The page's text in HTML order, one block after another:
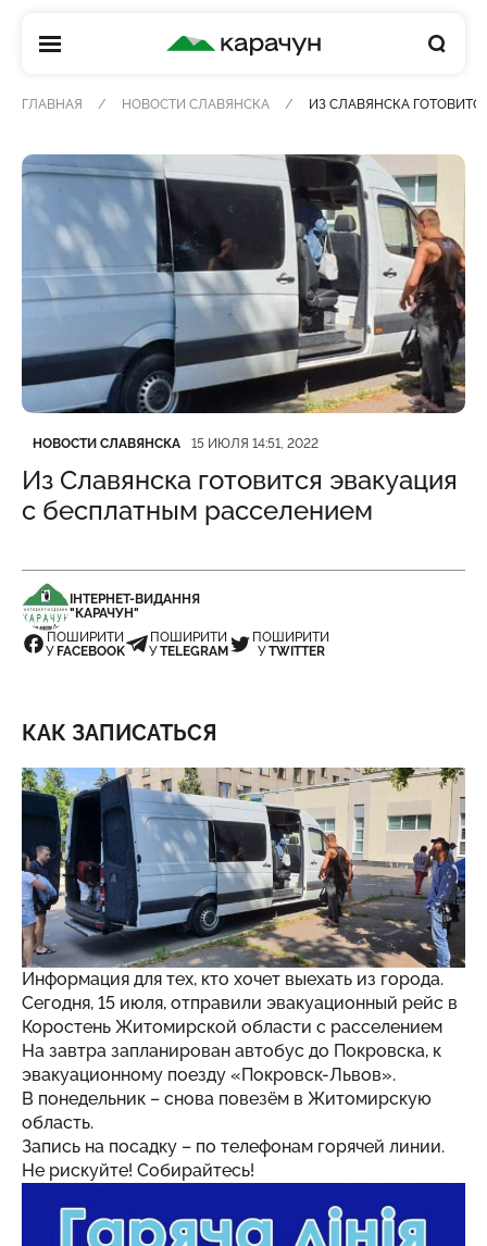
КАРАЧУН
ГЛАВНАЯ НОВОСТИ СЛАВЯНСКА ИЗ СЛАВЯНСКА
Категория
НОВОСТИ СЛАВЯНСКА
Дата публикации 15 ИЮЛЯ 14:51, 2022
Из Славянска готовится эвакуация
с бесплатным расселением
ІНТЕРНЕТ-ВИДАННЯ
"КАРАЧУН"
ПОШИРИТИ
У FACEBOOK
ПОШИРИТИ
УTELEGRAM
ПОШИРИТИ
УTWITTER
КАК ЗАПИСАТЬСЯ
Информация для тех, кто хочет выехать из города.
Сегодня, 15 июля, отправили эвакуационный рейс в
Коростень Житомирской области с расселением
На завтра запланирован автобус до Покровска, к
эвакуационному поезду «Покровск-Львов».
В понедельник – снова повезём в Житомирскую
область.
Запись на посадку – по телефонам горячей линии.
Не рискуйте! Собирайтесь!